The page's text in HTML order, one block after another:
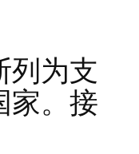
列为支
家。接